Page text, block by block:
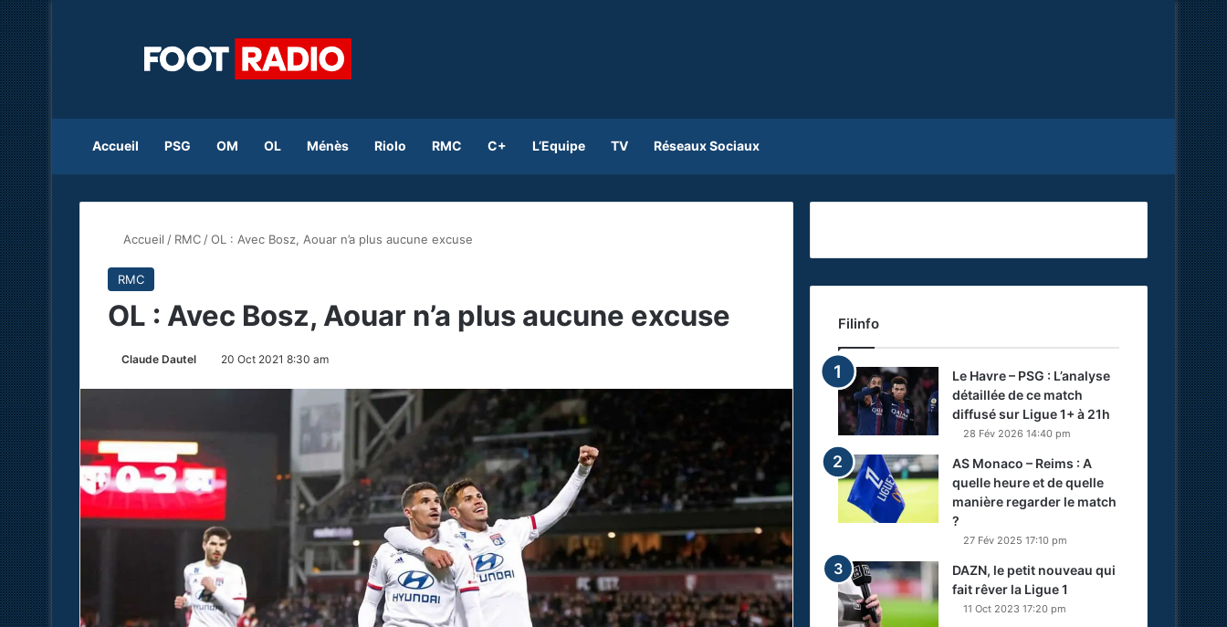
Accueil PSG OM OL Ménès Riolo RMC C+ L’Equipe TV Réseaux Sociaux
Accueil / RMC /OL : Avec Bosz, Aouar n’a plus aucune excuse
RMC
OL : Avec Bosz, Aouar n’a plus aucune excuse
Claude Dautel 20 Oct 2021 8:30 am
Filinfo
Le Havre – PSG : L’analyse
détaillée de ce match
diffusé sur Ligue 1+ à 21h
28 Fév 2026 14:40 pm
AS Monaco – Reims : A
quelle heure et de quelle
manière regarder le match
?
27 Fév 2025 17:10 pm
DAZN, le petit nouveau qui
fait rêver la Ligue 1
11 Oct 2023 17:20 pm